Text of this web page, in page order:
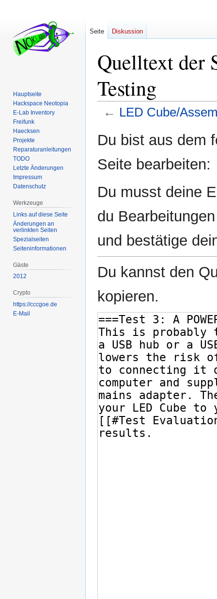
Quelltext der
Testing
← LED Cube/
Navigation
Suche
Du bist aus dem
Seite bearbeiten:
Du musst deine
du
und bestätige
Du kannst den
kopieren.
Seite Diskussion
Hauptseite
Hackspace Neotopia
E-Lab Inventory
Freifunk
Haecksen
Projekte
Reparaturanleitungen
TODO
Letzte Änderungen
Impressum
Datenschutz
Werkzeuge
Links auf diese Seite
Änderungen an
verlinkten Seiten
Spezialseiten
Seiten­­informationen
Gäste
2012
Crypto
https://cccgoe.de
E-Mail